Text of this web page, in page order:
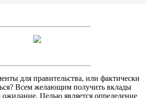
для правительства, или фактически
Всем желающим получить вклады
Целью является определение